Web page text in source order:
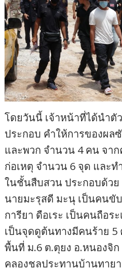
โดยวันนี้ เจ้าหน้าที่ได้นำ
ประกอบ คำให้การของผล
และพวก จำนวน 4 คน จา
ก่อเหตุ จำนวน 6 จุด และ
ในชั้นสืบสวน ประกอบด้วย
นายมะรุสดี มะนุ เป็นคนขั
การียา ดือเระ เป็นคนถือร
เป็นจุดดูต้นทางมีคนร้าย
พื้นที่ ม.6 ต.ตุยง อ.หนองจิ
คลองชลประทานบ้านทาย